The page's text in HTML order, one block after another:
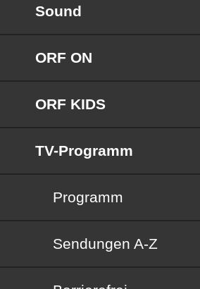
Sound
ORF ON
ORF KIDS
TV-Programm
Programm
Sendungen von A bis Z
Sendungen A-Z